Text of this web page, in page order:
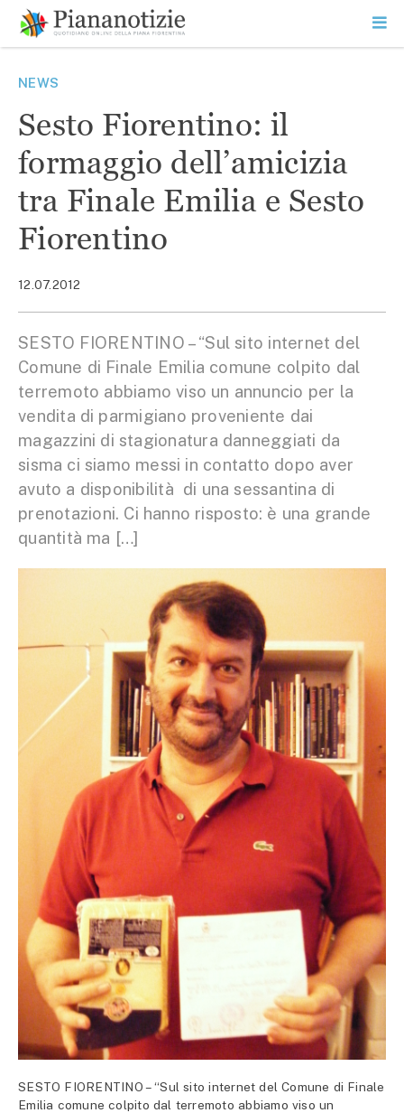
contenuto
SEARCH
NEWS
Sesto Fiorentino: il
formaggio dell’amicizia
tra Finale Emilia e Sesto
Fiorentino
12.07.2012
SESTO FIORENTINO – “Sul sito internet del
Comune di Finale Emilia comune colpito dal
terremoto abbiamo viso un annuncio per la
vendita di parmigiano proveniente dai
magazzini di stagionatura danneggiati da
sisma ci siamo messi in contatto dopo aver
avuto a disponibilità di una sessantina di
prenotazioni. Ci hanno risposto: è una grande
quantità ma […]
SESTO FIORENTINO – “Sul sito internet del Comune di Finale
Emilia comune colpito dal terremoto abbiamo viso un